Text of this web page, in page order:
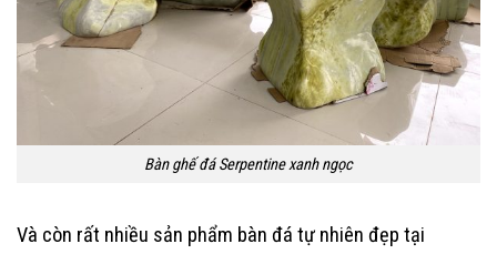
Bàn ghế đá Serpentine xanh ngọc
Và còn rất nhiều sản phẩm bàn đá tự nhiên đẹp tại